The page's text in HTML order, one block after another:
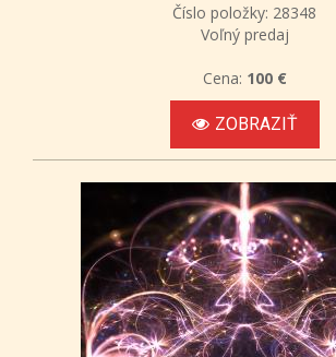
Číslo položky: 28348
Voľný predaj
Cena: 100 €
ZOBRAZIŤ